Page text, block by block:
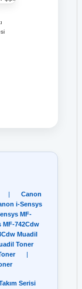
|
Canon
i-Sensys
MF-
MF-742Cdw
Muadil
Toner
|
Serisi